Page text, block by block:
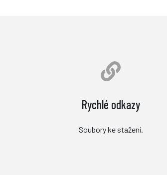
Rychlé odkazy
Soubory ke stažení.